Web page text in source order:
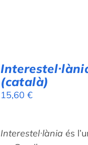
(català)
15,60€
Interestel·lània és